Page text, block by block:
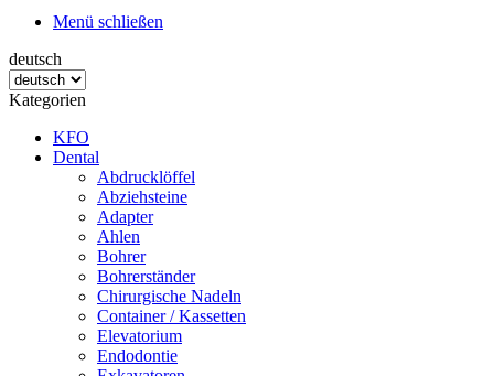
Menü schließen
deutsch
Kategorien
KFO
Dental
Abdrucklöffel
Abziehsteine
Adapter
Ahlen
Bohrer
Bohrerständer
Chirurgische Nadeln
Container / Kassetten
Elevatorium
Endodontie